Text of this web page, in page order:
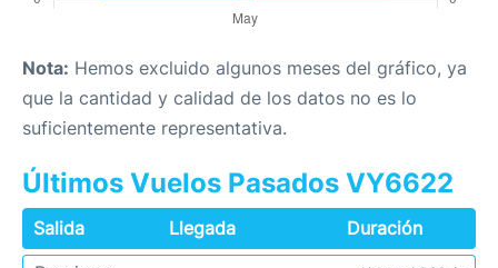
Nota: Hemos excluido algunos meses del gráfico, ya
que la cantidad y calidad de los datos no es lo
suficientemente representativa.
Últimos Vuelos Pasados VY6622
Salida Llegada
Duración